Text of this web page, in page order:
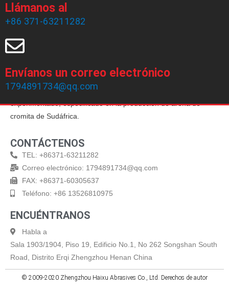
Llámanos al
+86 371-63211282
Envíanos un correo electrónico
1794891734@qq.com
Zhengzhou Haixu Abrasives Co., Ltd, fundada en 1999, posee
20 años de experiencia en producción y un equipo de ventas
experimentado, especificado en la producción de arena de
cromita de Sudáfrica.
CONTÁCTENOS
TEL: +86371-63211282
Correo electrónico: 1794891734@qq.com
FAX: +86371-60305637
Teléfono: +86 13526810975
ENCUÉNTRANOS
Habla a
Sala 1903/1904, Piso 19, Edificio No.1, No 262 Songshan South
Road, Distrito Erqi Zhengzhou Henan China
© 2009-2020 Zhengzhou Haixu Abrasives Co., Ltd. Derechos de autor